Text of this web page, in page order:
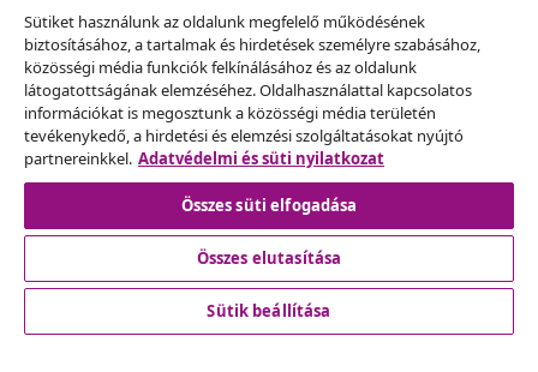
vidaXL
Fedezz fel többet
© 2008-2026 vidaXL A www.vidaxl.hu a vidaXL Marketplace
Sütiket használunk az oldalunk megfelelő működésének
biztosításához, a tartalmak és hirdetések személyre szabásához,
közösségi média funkciók felkínálásához és az oldalunk
látogatottságának elemzéséhez. Oldalhasználattal kapcsolatos
információkat is megosztunk a közösségi média területén
tevékenykedő, a hirdetési és elemzési szolgáltatásokat nyújtó
partnereinkkel. Adatvédelmi és süti nyilatkozat
Összes süti elfogadása
Összes elutasítása
Sütik beállítása